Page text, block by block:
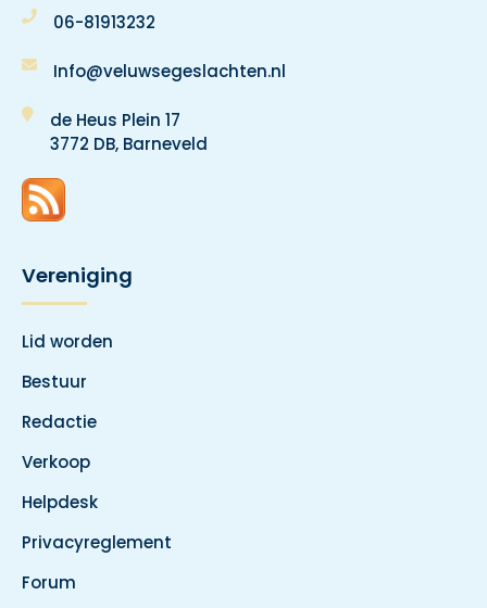
06-81913232
Info@veluwsegeslachten.nl
de Heus Plein 17
3772 DB, Barneveld
Vereniging
Lid worden
Bestuur
Redactie
Verkoop
Helpdesk
Privacyreglement
Forum